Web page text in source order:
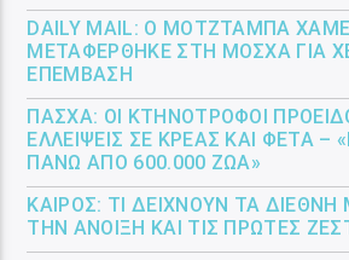
DAILY MAIL: Ο ΜΟΤΖΤΆΜΠΑ
ΜΕΤΑΦΈΡΘΗΚΕ ΣΤΗ ΜΌΣΧΑ ΓΙΑ
ΕΠΈΜΒΑΣΗ
ΠΆΣΧΑ: ΟΙ ΚΤΗΝΟΤΡΌΦΟΙ
ΕΛΛΕΊΨΕΙΣ ΣΕ ΚΡΈΑΣ ΚΑΙ ΦΈΤΑ –
ΠΆΝΩ ΑΠΌ 600.000 ΖΏΑ»
ΚΑΙΡΌΣ: ΤΙ ΔΕΊΧΝΟΥΝ ΤΑ
ΤΗΝ ΆΝΟΙΞΗ ΚΑΙ ΤΙΣ ΠΡΏΤΕΣ